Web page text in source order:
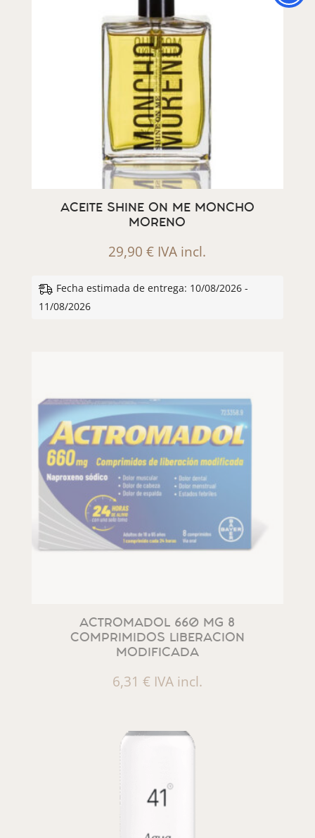
ACEITE SHINE ON ME MONCHO
MORENO
29,90€ IVA incl.
Fecha estimada de entrega: 10/08/2026 -
11/08/2026
ACTROMADOL 660 MG 8
COMPRIMIDOS LIBERACION
MODIFICADA
6,31 € IVA incl.